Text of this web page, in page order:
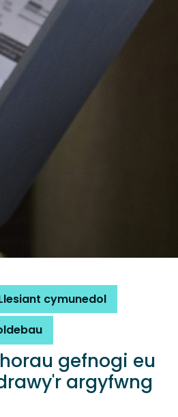
cymunedol
gefnogi eu
argyfwng